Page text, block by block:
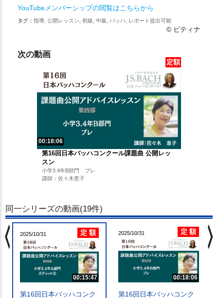
YouTubeメンバーシップの閲覧はこちらから
タグ： 指導, 公開レッスン, 初級, 中級, バッハ, レポート提出可能
© ピティナ
次の動画
定額
00:18:06
第16回日本バッハコンクール課題曲 公開レッ
スン
小学3.4年B部門 ブレ
講師：佐々木恵子
同一シリーズの動画(19件)
2025/10/31 定 額
00:15:47
第16回日本バッハコンク
2025/10/31 定 額
00:18:06
第16回日本バッハコンク
chevron_left chevron_right